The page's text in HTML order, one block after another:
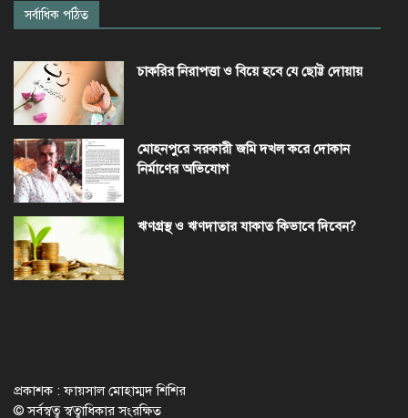
সর্বাধিক পঠিত
চাকরির নিরাপত্তা ও বিয়ে হবে যে ছোট্ট দোয়ায়
মোহনপুরে সরকারী জমি দখল করে দোকান
নির্মাণের অভিযোগ
ঋণগ্রস্থ ও ঋণদাতার যাকাত কিভাবে দিবেন?
প্রকাশক : ফায়সাল মোহাম্মদ শিশির
© সর্বস্বত্ব স্বত্বাধিকার সংরক্ষিত